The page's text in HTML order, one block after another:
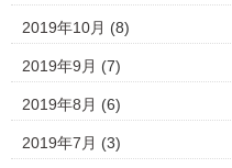
2019年10月 (8)
2019年9月 (7)
2019年8月 (6)
2019年7月 (3)